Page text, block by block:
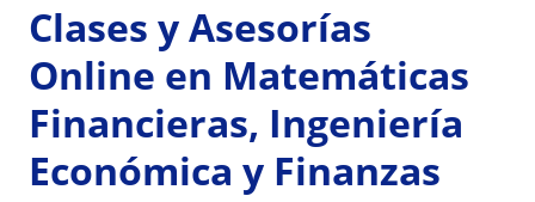
Clases y Asesorías
Online en Matemáticas
Financieras, Ingeniería
Económica y Finanzas